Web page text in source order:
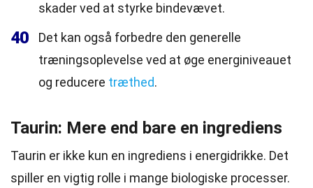
skader ved at styrke bindevævet.
40
Det kan også forbedre den generelle
træningsoplevelse ved at øge energiniveauet
og reducere træthed.
Taurin: Mere end bare en ingrediens
Taurin er ikke kun en ingrediens i energidrikke. Det
spiller en vigtig rolle i mange biologiske processer.